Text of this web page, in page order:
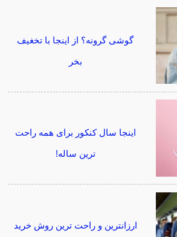
گوشی گرونه؟ از اینجا با تخغیف
بخر
اینجا سال کنکور برای همه راحت
ترین ساله!
ارزانترین و راحت ترین روش خرید